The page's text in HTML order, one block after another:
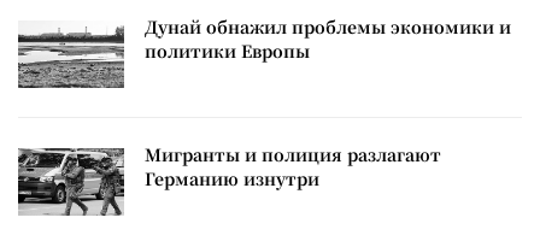
Дунай обнажил проблемы экономики и
политики Европы
Мигранты и полиция разлагают
Германию изнутри